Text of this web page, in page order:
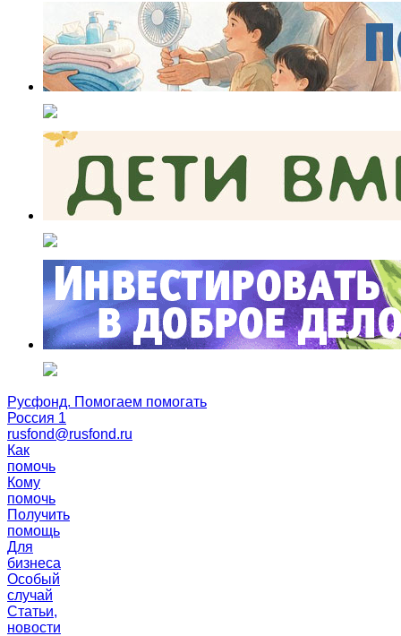
Русфонд. Помогаем помогать
Россия 1
rusfond@rusfond.ru
Как
помочь
Кому
помочь
Получить
помощь
Для
бизнеса
Особый
случай
Статьи,
новости